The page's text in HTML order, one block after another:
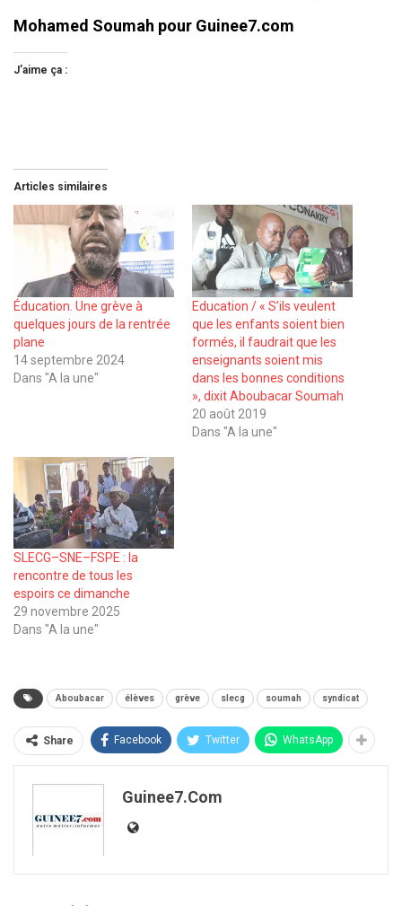
Mohamed Soumah pour Guinee7.com
J’aime ça :
Articles similaires
Éducation. Une grève à
quelques jours de la rentrée
plane
14 septembre 2024
Dans "A la une"
Education / « S’ils veulent
que les enfants soient bien
formés, il faudrait que les
enseignants soient mis
dans les bonnes conditions
», dixit Aboubacar Soumah
20 août 2019
Dans "A la une"
SLECG–SNE–FSPE : la
rencontre de tous les
espoirs ce dimanche
29 novembre 2025
Dans "A la une"
Aboubacar élèves grève slecg soumah syndicat
Share Facebook Twitter WhatsApp
Guinee7.com